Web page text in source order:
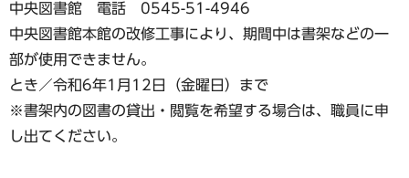
中央図書館 電話 0545-51-4946
中央図書館本館の改修工事により、期間中は書架などの一
部が使用できません。
とき／令和6年1月12日（金曜日）まで
※書架内の図書の貸出・閲覧を希望する場合は、職員に申
し出てください。